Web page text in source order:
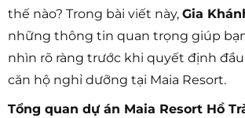
thế nào? Trong bài viết này, Gia
những thông tin quan trọng giúp
nhìn rõ ràng trước khi quyết định
căn hộ nghỉ dưỡng tại Maia Resort.
Tổng quan dự án Maia Resort Hồ